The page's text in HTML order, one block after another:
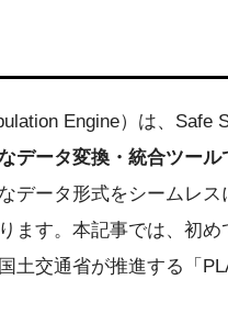
Engine）は、Safe
データ変換・統合ツール
データ形式をシームレ
ます。本記事では、初
土交通省が推進する「